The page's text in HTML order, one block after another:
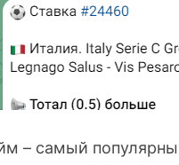
– самый